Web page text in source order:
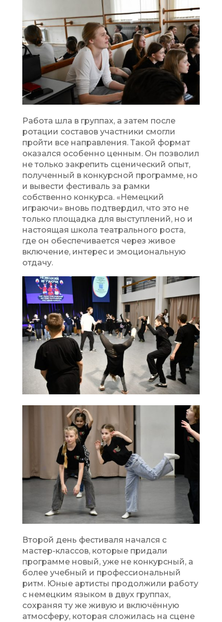
Работа шла в группах, а затем после
ротации составов участники смогли
пройти все направления. Такой формат
оказался особенно ценным. Он позволил
не только закрепить сценический опыт,
полученный в конкурсной программе, но
и вывести фестиваль за рамки
собственно конкурса. «Немецкий
играючи» вновь подтвердил, что это не
только площадка для выступлений, но и
настоящая школа театрального роста,
где он обеспечивается через живое
включение, интерес и эмоциональную
отдачу.
Второй день фестиваля начался с
мастер-классов, которые придали
программе новый, уже не конкурсный, а
более учебный и профессиональный
ритм. Юные артисты продолжили работу
с немецким языком в двух группах,
сохраняя ту же живую и включённую
атмосферу, которая сложилась на сцене